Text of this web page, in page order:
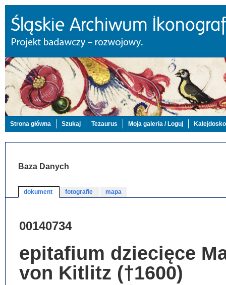
Strona główna Szukaj Tezaurus Moja galeria / Loguj
Baza Danych
dokument fotografie mapa
00140734
epitafium dziecięce
von Kitlitz (†1600)